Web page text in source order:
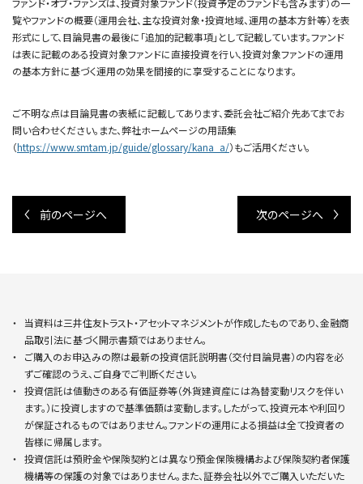
覧やファンドの概要（運用会社、主な投資対象・投資地域、運用の基本方針等）を表
形式にして、目論見書の最後に「追加的記載事項」として記載しています。ファンド
は表に記載のある投資対象ファンドに直接投資を行い、投資対象ファンドの運用
の基本方針に基づく運用の効果を間接的に享受することになります。
ご不明な点は目論見書の表紙に記載してあります、委託会社ご紹介先あてまでお
問い合わせください。また、弊社ホームページの用語集
（https://www.smtam.jp/guide/glossary/kana_a/）もご活用ください。
前のページへ 次のページへ
当資料は三井住友トラスト・アセットマネジメントが作成したものであり、金融商
品取引法に基づく開示書類ではありません。
ご購入のお申込みの際は最新の投資信託説明書（交付目論見書）の内容を必
ずご確認のうえ、ご自身でご判断ください。
投資信託は値動きのある有価証券等（外貨建資産には為替変動リスクを伴い
ます。）に投資しますので基準価額は変動します。したがって、投資元本や利回り
が保証されるものではありません。ファンドの運用による損益は全て投資者の
皆様に帰属します。
投資信託は預貯金や保険契約とは異なり預金保険機構および保険契約者保護
機構等の保護の対象ではありません。また、証券会社以外でご購入いただいた